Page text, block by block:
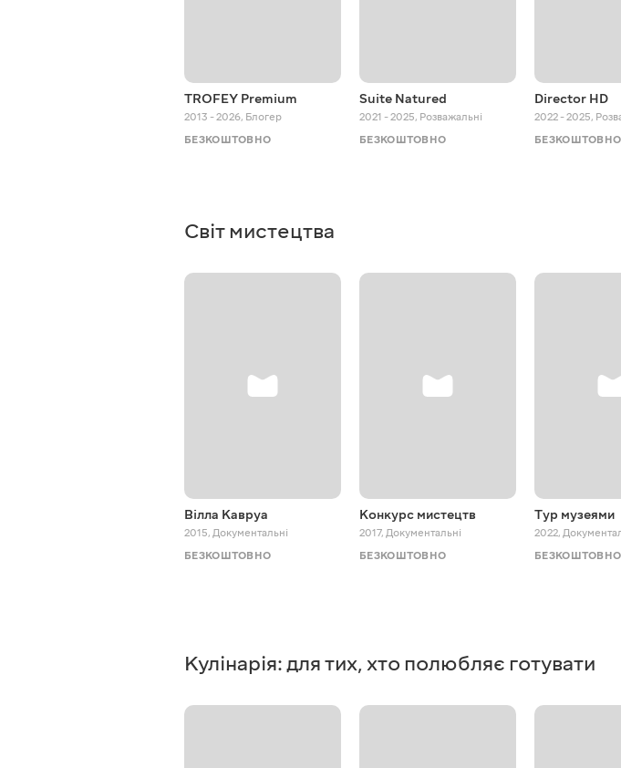
TROFEY Premium
2013 - 2026, Блогер
БЕЗКОШТОВНО
Suite Natured
2021 - 2025, Розважальні
БЕЗКОШТОВНО
Director HD
2022 - 2025,
БЕЗКОШТОВНО
Світ мистецтва
Вілла Кавруа
2015, Документальні
БЕЗКОШТОВНО
Конкурс мистецтв
2017, Документальні
БЕЗКОШТОВНО
Тур музеями
2022,
БЕЗКОШТОВНО
Кулінарія: для тих, хто полюбляє готувати